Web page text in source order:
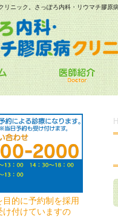
リニック。さっぽろ内科・リウマチ膠原
的に予約制を採用
け付けていますの